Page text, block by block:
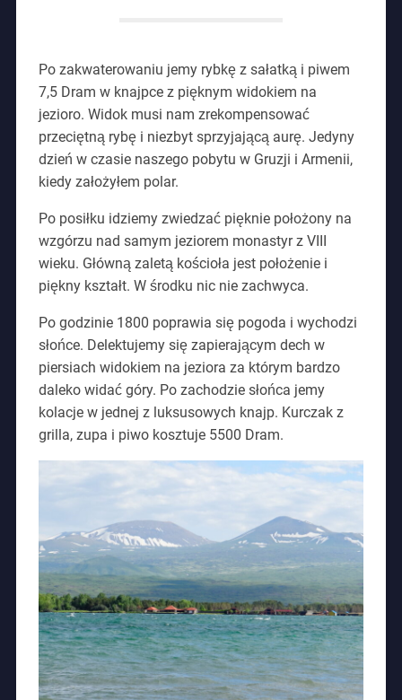
Po zakwaterowaniu jemy rybkę z sałatką i piwem
7,5 Dram w knajpce z pięknym widokiem na
jezioro. Widok musi nam zrekompensować
przeciętną rybę i niezbyt sprzyjającą aurę. Jedyny
dzień w czasie naszego pobytu w Gruzji i Armenii,
kiedy założyłem polar.
Po posiłku idziemy zwiedzać pięknie położony na
wzgórzu nad samym jeziorem monastyr z VIII
wieku. Główną zaletą kościoła jest położenie i
piękny kształt. W środku nic nie zachwyca.
Po godzinie 1800 poprawia się pogoda i wychodzi
słońce. Delektujemy się zapierającym dech w
piersiach widokiem na jeziora za którym bardzo
daleko widać góry. Po zachodzie słońca jemy
kolacje w jednej z luksusowych knajp. Kurczak z
grilla, zupa i piwo kosztuje 5500 Dram.